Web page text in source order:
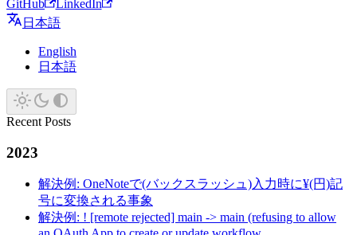
GitHub
LinkedIn
日本語
English
日本語
Recent Posts
2023
解決例: OneNoteで(バックスラッシュ)入力時に¥(円)記
号に変換される事象
解決例: ! [remote rejected] main -> main (refusing to allow